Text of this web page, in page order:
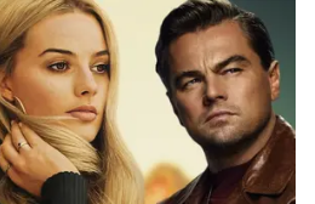
ಉತ್ಸಾಹದಿಂದ ಎದ್ದುನಿಂತ
14’ ಎಂದು ಕಿರುಚಿದ್ದಾರೆ!
ವ್ಯವಧಾನ ಇಲ್ಲದವರು
ಸಾಧ್ಯ? ಎರಡನೇ ಪ್ರಶ್ನೆ
‘ಕನ್ನಡ ವರ್ಣಮಾಲೆಯಲ್ಲಿ ಒಟ್ಟೂ